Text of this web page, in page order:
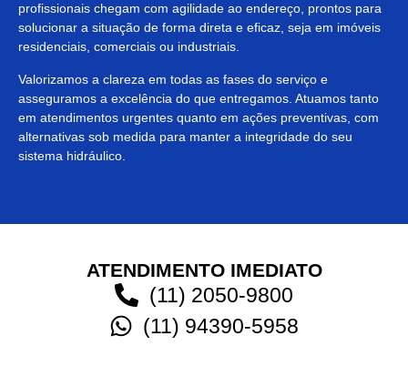
profissionais chegam com agilidade ao endereço, prontos para
solucionar a situação de forma direta e eficaz, seja em imóveis
residenciais, comerciais ou industriais.
Valorizamos a clareza em todas as fases do serviço e
asseguramos a excelência do que entregamos. Atuamos tanto
em atendimentos urgentes quanto em ações preventivas, com
alternativas sob medida para manter a integridade do seu
sistema hidráulico.
ATENDIMENTO IMEDIATO
(11) 2050-9800
(11) 94390-5958